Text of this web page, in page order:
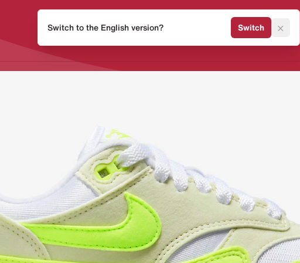
Release Kalender Sneaker
Switch to the English version? Switch ×